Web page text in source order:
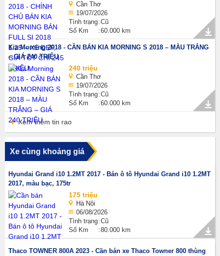
Cần Thơ
19/07/2026
Tình trạng Cũ
Số Km
60.000 km
Kia Morning 2018 - CẦN BÁN KIA MORNING S 2018 – MÀU TRẮNG
– GIÁ 240 TRIỆU
240 triệu
Cần Thơ
19/07/2026
Tình trạng Cũ
Số Km
60.000 km
Xem thêm tin rao
Xe cùng khoảng giá
Hyundai Grand i10 1.2MT 2017 - Bán ô tô Hyundai Grand i10 1.2MT
2017, màu bạc, 175tr
175 triệu
Hà Nội
06/08/2026
Tình trạng Cũ
Số Km
80.000 km
Thaco TOWNER 800A 2023 - Cần bán xe Thaco Towner 800 thùng